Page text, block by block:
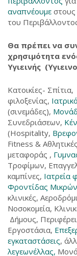
αναπνέουμε στους
του
Θα πρέπει να
χρησιμότητα
Υγιεινής
Κατοικίες- Σπίτια,
φιλοξενίας,
(σινεμάδες),
Συνεδριάσεων,
(Hospitality,
Fitness &
μεταφοράς ,
Τροφίμων,
καμπίνες, Ιατρεία
Φροντίδας
κλινικές,
Νοσοκομεία,
Δήμους,
Εργοστάσια,
εγκαταστάσεις,
λεγεωνέλλας,